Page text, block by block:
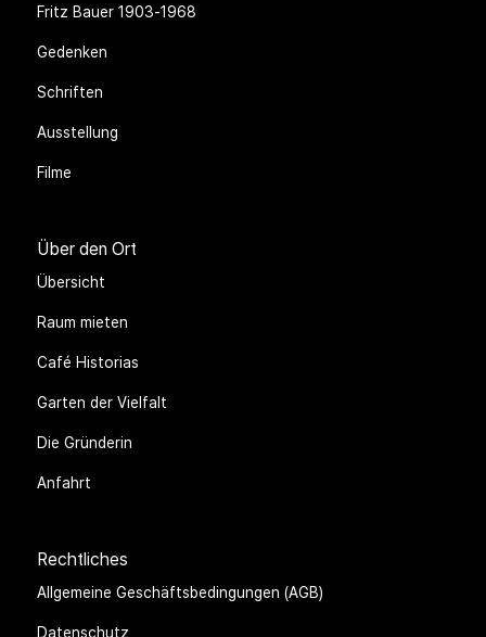
Fritz Bauer 1903-1968
Gedenken
Schriften
Ausstellung
Filme
Über den Ort
Übersicht
Raum mieten
Café Historias
Garten der Vielfalt
Die Gründerin
Anfahrt
Rechtliches
Allgemeine Geschäftsbedingungen (AGB)
Datenschutz